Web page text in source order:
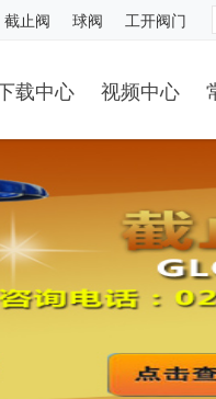
截止阀 球阀 工开阀门
载中心 视频中心